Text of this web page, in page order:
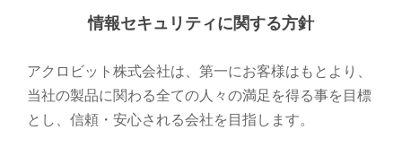
情報セキュリティに関する方針
アクロビット株式会社は、第一にお客様はもとより、
当社の製品に関わる全ての人々の満足を得る事を目標
とし、信頼・安心される会社を目指します。